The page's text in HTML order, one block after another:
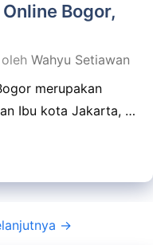
Bogor,
oleh Wahyu Setiawan
merupakan
Ibu kota Jakarta, …
→